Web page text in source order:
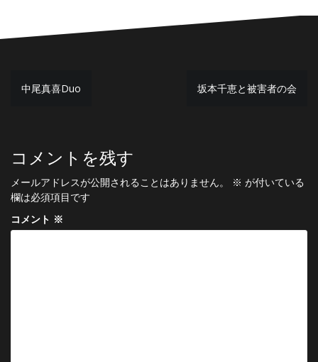
投
ビ
ゲ
ー
シ
中尾真喜Duo 坂本千恵と被害者の会
コメントを残す
メールアドレスが公開されることはありません。 ※ が付いている
欄は必須項目です
コメント ※